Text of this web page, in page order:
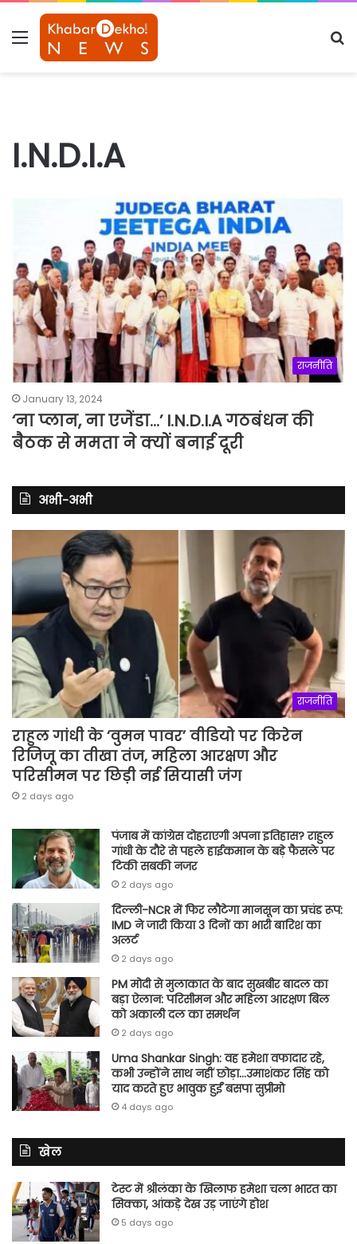
Menu
I.N.D.I.A
राजनीति
January 13, 2024
‘ना प्लान, ना एजेंडा…’ I.N.D.I.A गठबंधन की
बैठक से ममता ने क्यों बनाई दूरी
अभी-अभी
राजनीति
राहुल गांधी के ‘वुमन पावर’ वीडियो पर किरेन
रिजिजू का तीखा तंज, महिला आरक्षण और
परिसीमन पर छिड़ी नई सियासी जंग
2 days ago
पंजाब में कांग्रेस दोहराएगी अपना इतिहास? राहुल
गांधी के दौरे से पहले हाईकमान के बड़े फैसले पर
टिकी सबकी नजर
2 days ago
दिल्ली-NCR में फिर लौटेगा मानसून का प्रचंड रूप:
IMD ने जारी किया 3 दिनों का भारी बारिश का
अलर्ट
2 days ago
PM मोदी से मुलाकात के बाद सुखबीर बादल का
बड़ा ऐलान: परिसीमन और महिला आरक्षण बिल
को अकाली दल का समर्थन
2 days ago
Uma Shankar Singh: वह हमेशा वफादार रहे,
कभी उन्होंने साथ नहीं छोड़ा…उमाशंकर सिंह को
याद करते हुए भावुक हुईं बसपा सुप्रीमो
4 days ago
खेल
टेस्ट में श्रीलंका के खिलाफ हमेशा चला भारत का
सिक्का, आंकड़े देख उड़ जाएंगे होश
5 days ago